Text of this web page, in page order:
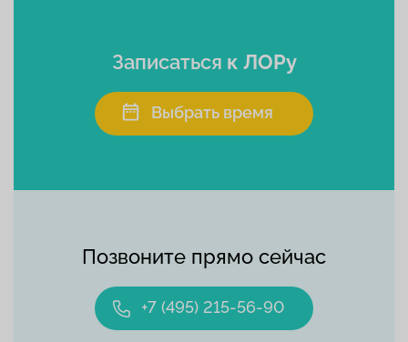
Позвоните прямо сейчас
+7 (495) 215-56-90
Записаться к ЛОРу
Выбрать время